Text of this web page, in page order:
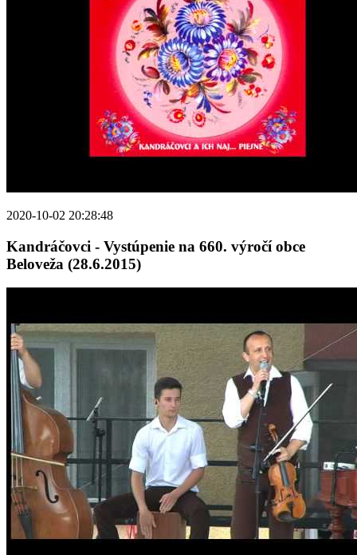
2020-10-02 20:28:48
Kandráčovci - Vystúpenie na 660. výročí obce
Beloveža (28.6.2015)